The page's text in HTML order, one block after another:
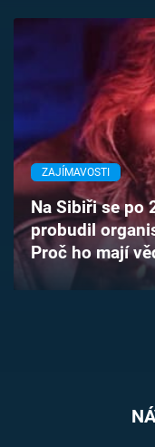
TV Program
Časopis
Sledujte prima+
Přihlášení
ZAJÍMAVOSTI
Na Sibiři se po
probudil
Proč ho mají